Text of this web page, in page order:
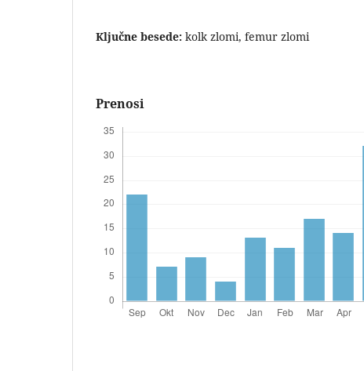
Ključne besede: kolk zlomi, femur zlomi
Prenosi